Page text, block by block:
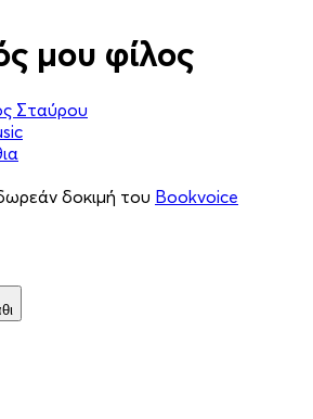
μου φίλος
Σταύρου
δοκιμή του Bookvoice